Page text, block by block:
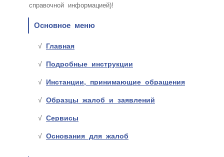
справочной информацией)!
Основное меню
Главная
Подробные инструкции
Инстанции, принимающие обращения
Образцы жалоб и заявлений
Сервисы
Основания для жалоб